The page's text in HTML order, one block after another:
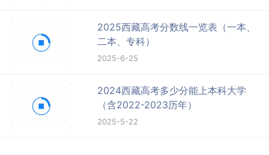
2025西藏高考分数线一览表（一本、
二本、专科）
2025-6-25
2024西藏高考多少分能上本科大学
（含2022-2023历年）
2025-5-22